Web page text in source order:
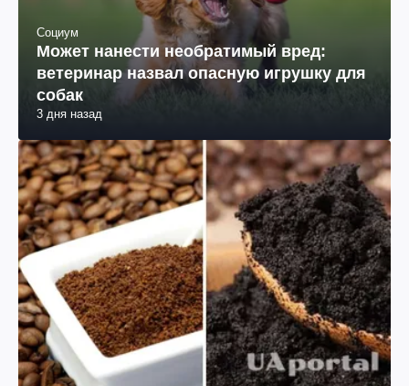
Социум
Может нанести необратимый вред:
ветеринар назвал опасную игрушку для
собак
3 дня назад